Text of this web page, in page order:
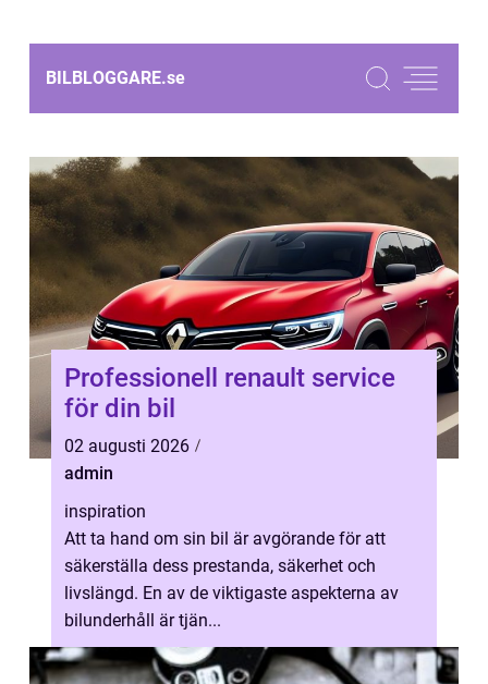
BILBLOGGARE.se
Professionell renault service
för din bil
02 augusti 2026
admin
inspiration
Att ta hand om sin bil är avgörande för att
säkerställa dess prestanda, säkerhet och
livslängd. En av de viktigaste aspekterna av
bilunderhåll är tjän...